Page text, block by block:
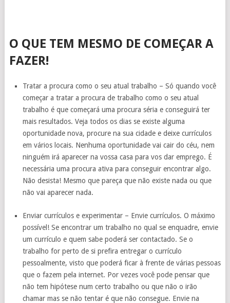
O QUE TEM MESMO DE COMEÇAR A
FAZER!
Tratar a procura como o seu atual trabalho – Só quando você
começar a tratar a procura de trabalho como o seu atual
trabalho é que começará uma procura séria e conseguirá ter
mais resultados. Veja todos os dias se existe alguma
oportunidade nova, procure na sua cidade e deixe currículos
em vários locais. Nenhuma oportunidade vai cair do céu, nem
ninguém irá aparecer na vossa casa para vos dar emprego. É
necessária uma procura ativa para conseguir encontrar algo.
Não desista! Mesmo que pareça que não existe nada ou que
não vai aparecer nada.
Enviar currículos e experimentar – Envie currículos. O máximo
possível! Se encontrar um trabalho no qual se enquadre, envie
um currículo e quem sabe poderá ser contactado. Se o
trabalho for perto de si prefira entregar o currículo
pessoalmente, visto que poderá ficar à frente de várias pessoas
que o fazem pela internet. Por vezes você pode pensar que
não tem hipótese num certo trabalho ou que não o irão
chamar mas se não tentar é que não consegue. Envie na